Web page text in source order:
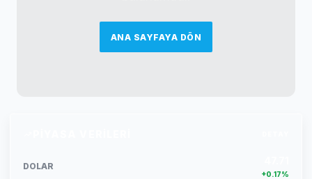
ANA SAYFAYA DÖN
DOLAR
+0.17%